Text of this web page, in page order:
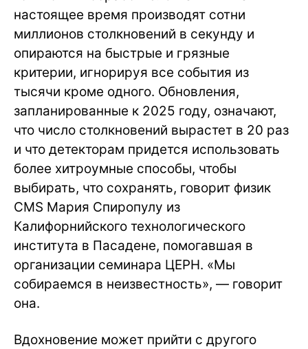
настоящее время производят сотни
миллионов столкновений в секунду и
опираются на быстрые и грязные
критерии, игнорируя все события из
тысячи кроме одного. Обновления,
запланированные к 2025 году, означают,
что число столкновений вырастет в 20 раз
и что детекторам придется использовать
более хитроумные способы, чтобы
выбирать, что сохранять, говорит физик
CMS Мария Спиропулу из
Калифорнийского технологического
института в Пасадене, помогавшая в
организации семинара ЦЕРН. «Мы
собираемся в неизвестность», — говорит
она.
Вдохновение может прийти с другого